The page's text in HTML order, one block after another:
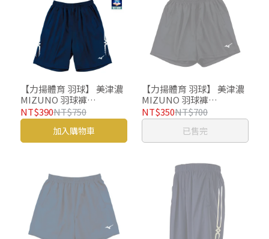
【力揚體育 羽球】 美津濃
MIZUNO 羽球褲
V2TB2A1814 羽球短褲 運
動短褲
NT$390NT$750
加入購物車
【力揚體育 羽球】 美津濃
MIZUNO 羽球褲
v2tb2a1909 羽球短褲 運動
短褲
NT$350NT$700
已售完